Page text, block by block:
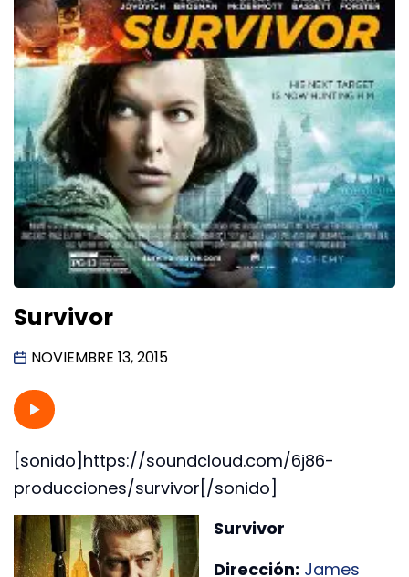
Survivor
NOVIEMBRE 13, 2015
[sonido]https://soundcloud.com/6j86-
producciones/survivor[/sonido]
Survivor
Dirección: James